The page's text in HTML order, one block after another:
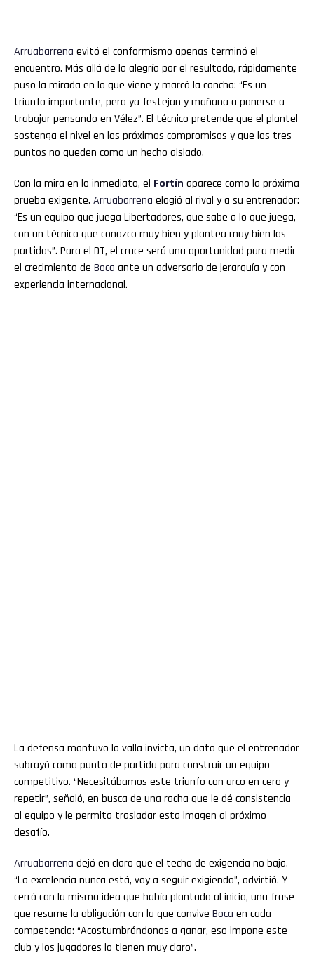
Arruabarrena evitó el conformismo apenas terminó el
encuentro. Más allá de la alegría por el resultado, rápidamente
puso la mirada en lo que viene y marcó la cancha: “Es un
triunfo importante, pero ya festejan y mañana a ponerse a
trabajar pensando en Vélez”. El técnico pretende que el plantel
sostenga el nivel en los próximos compromisos y que los tres
puntos no queden como un hecho aislado.
Con la mira en lo inmediato, el Fortín aparece como la próxima
prueba exigente. Arruabarrena elogió al rival y a su entrenador:
“Es un equipo que juega Libertadores, que sabe a lo que juega,
con un técnico que conozco muy bien y plantea muy bien los
partidos”. Para el DT, el cruce será una oportunidad para medir
el crecimiento de Boca ante un adversario de jerarquía y con
experiencia internacional.
La defensa mantuvo la valla invicta, un dato que el entrenador
subrayó como punto de partida para construir un equipo
competitivo. “Necesitábamos este triunfo con arco en cero y
repetir”, señaló, en busca de una racha que le dé consistencia
al equipo y le permita trasladar esta imagen al próximo
desafío.
Arruabarrena dejó en claro que el techo de exigencia no baja.
“La excelencia nunca está, voy a seguir exigiendo”, advirtió. Y
cerró con la misma idea que había plantado al inicio, una frase
que resume la obligación con la que convive Boca en cada
competencia: “Acostumbrándonos a ganar, eso impone este
club y los jugadores lo tienen muy claro”.